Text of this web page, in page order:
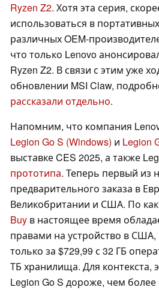
Ryzen Z2. Хотя эта серия,
использоваться в
различных OEM-
что только Lenovo
Ryzen Z2. В связи с этим уже
обновлении MSI Claw,
рассказали отдельно.
Напомним, что компания
Legion Go S (Windows) и Legion
выставке CES 2025, а также
прототипа. Теперь первый из
предварительного заказа в
Великобритании и США. По
Buy в настоящее время
правами на устройство в США,
только за $729,99 с 32 ГБ
ТБ хранилища. Для контекста,
Legion Go S дороже, чем